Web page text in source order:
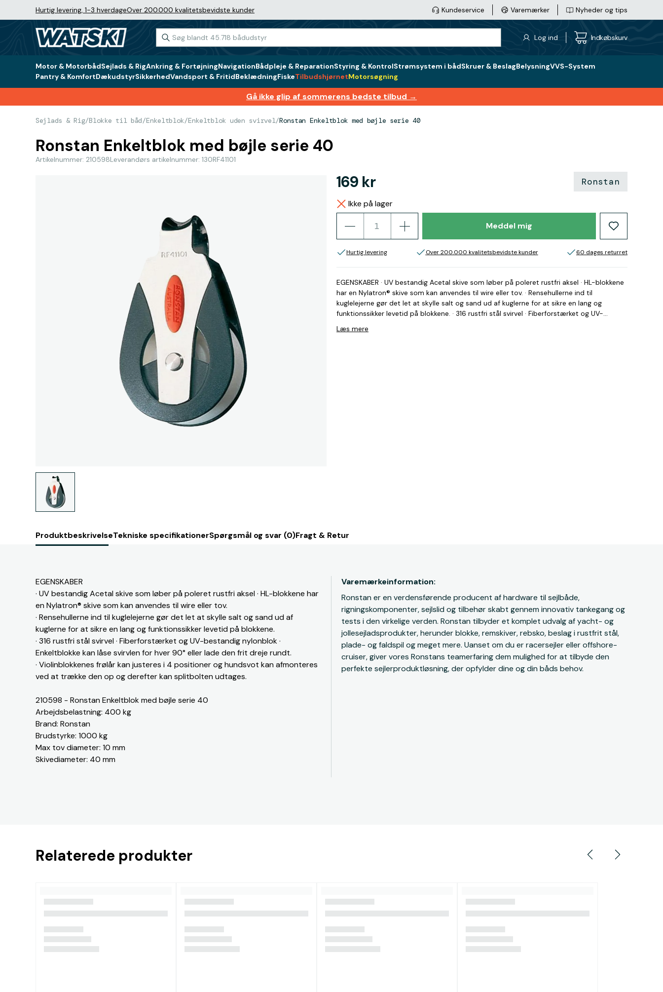
Hurtig levering, 1-3 hverdageOver 200.000 kvalitetsbevidste kunder Kundeservice Varemærker Nyheder og tips
Log ind Indkøbskurv
Motor & MotorbådSejlads & RigAnkring & FortøjningNavigationBådpleje & ReparationStyring & KontrolStrømsystem i bådSkruer & BeslagBelysningVVS-System
Pantry & KomfortDækudstyrSikkerhedVandsport & FritidBeklædningFiskeTilbudshjørnetMotorsøgning
Gå ikke glip af sommerens bedste tilbud →
Sejlads & Rig/Blokke til båd/Enkeltblok/Enkeltblok uden svirvel/Ronstan Enkeltblok med bøjle serie 40
Ronstan Enkeltblok med bøjle serie 40
Artikelnummer: 210598Leverandørs artikelnummer: 130RF41101
169 kr Ronstan
Ikke på lager
Meddel mig
Hurtig levering Over 200.000 kvalitetsbevidste kunder 60 dages returret
EGENSKABER · UV bestandig Acetal skive som løber på poleret rustfri aksel · HL-blokkene
har en Nylatron® skive som kan anvendes til wire eller tov. · Rensehullerne ind til
kuglelejerne gør det let at skylle salt og sand ud af kuglerne for at sikre en lang og
funktionssikker levetid på blokkene. · 316 rustfri stål svirvel · Fiberforstærket og UV-
rundt. · Violinblokkenes frølår kan justeres i 4 positioner og hundsvot kan afmonteres ved
Læs mere
ProduktbeskrivelseTekniske specifikationerSpørgsmål og svar (0)Fragt & Retur
EGENSKABER
· UV bestandig Acetal skive som løber på poleret rustfri aksel · HL-blokkene har
en Nylatron® skive som kan anvendes til wire eller tov.
· Rensehullerne ind til kuglelejerne gør det let at skylle salt og sand ud af
kuglerne for at sikre en lang og funktionssikker levetid på blokkene.
· 316 rustfri stål svirvel · Fiberforstærket og UV-bestandig nylonblok ·
Enkeltblokke kan låse svirvlen for hver 90° eller lade den frit dreje rundt.
· Violinblokkenes frølår kan justeres i 4 positioner og hundsvot kan afmonteres
ved at trække den op og derefter kan splitbolten udtages.
210598 - Ronstan Enkeltblok med bøjle serie 40
Arbejdsbelastning: 400 kg
Brand: Ronstan
Brudstyrke: 1000 kg
Max tov diameter: 10 mm
Skivediameter: 40 mm
Varemærkeinformation:
Ronstan er en verdensførende producent af hardware til sejlbåde,
rigningskomponenter, sejlslid og tilbehør skabt gennem innovativ tankegang og
tests i den virkelige verden. Ronstan tilbyder et komplet udvalg af yacht- og
jollesejladsprodukter, herunder blokke, remskiver, rebsko, beslag i rustfrit stål,
plade- og faldspil og meget mere. Uanset om du er racersejler eller offshore-
cruiser, giver vores Ronstans teamerfaring dem mulighed for at tilbyde den
perfekte sejlerproduktløsning, der opfylder dine og din båds behov.
Relaterede produkter